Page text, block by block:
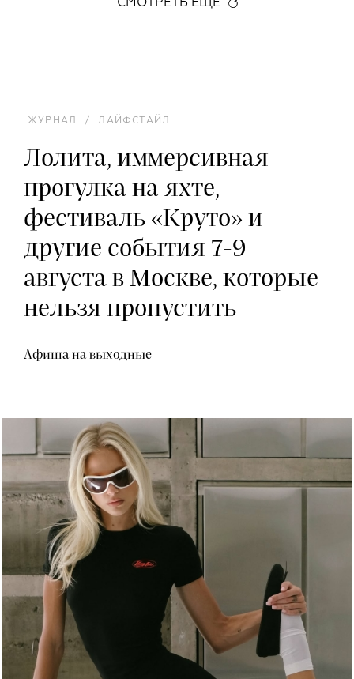
СМОТРЕТЬ ЕЩЕ
ЖУРНАЛ / ЛАЙФСТАЙЛ
Лолита, иммерсивная
прогулка на яхте,
фестиваль «Круто» и
другие события 7-9
августа в Москве, которые
нельзя пропустить
Афиша на выходные